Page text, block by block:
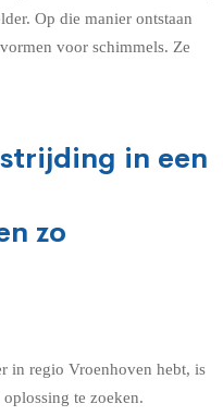
Op die manier ontstaan
voor schimmels. Ze
in een
zo
in regio Vroenhoven hebt, is
te zoeken.